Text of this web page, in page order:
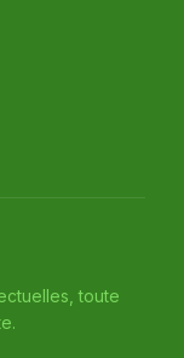
toute